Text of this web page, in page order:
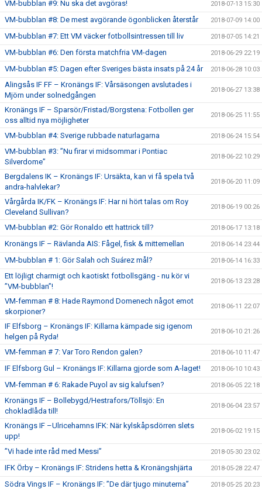
VM-bubblan #9: Nu ska det avgöras! 2018-07-13 15:30
VM-bubblan #8: De mest avgörande ögonblicken återstår 2018-07-09 14:00
VM-bubblan #7: Ett VM väcker fotbollsintressen till liv 2018-07-05 14:21
VM-bubblan #6: Den första matchfria VM-dagen 2018-06-29 22:19
VM-bubblan #5: Dagen efter Sveriges bästa insats på 24 år 2018-06-28 10:03
Alingsås IF FF – Kronängs IF: Vårsäsongen avslutades i
Mjörn under solnedgången
2018-06-27 13:38
Kronängs IF – Sparsör/Fristad/Borgstena: Fotbollen ger
oss alltid nya möjligheter
2018-06-25 11:55
VM-bubblan #4: Sverige rubbade naturlagarna 2018-06-24 15:54
VM-bubblan #3: ”Nu firar vi midsommar i Pontiac
Silverdome”
2018-06-22 10:29
Bergdalens IK – Kronängs IF: Ursäkta, kan vi få spela två
andra-halvlekar?
2018-06-20 11:09
Vårgårda IK/FK – Kronängs IF: Har ni hört talas om Roy
Cleveland Sullivan?
2018-06-19 00:26
VM-bubblan #2: Gör Ronaldo ett hattrick till? 2018-06-17 13:18
Kronängs IF – Rävlanda AIS: Fågel, fisk & mittemellan 2018-06-14 23:44
VM-bubblan # 1: Gör Salah och Suárez mål? 2018-06-14 16:33
Ett löjligt charmigt och kaotiskt fotbollsgäng - nu kör vi
”VM-bubblan”!
2018-06-13 23:28
VM-femman # 8: Hade Raymond Domenech något emot
skorpioner?
2018-06-11 22:07
IF Elfsborg – Kronängs IF: Killarna kämpade sig igenom
helgen på Ryda!
2018-06-10 21:26
VM-femman # 7: Var Toro Rendon galen? 2018-06-10 11:47
IF Elfsborg Gul – Kronängs IF: Killarna gjorde som A-laget! 2018-06-10 10:43
VM-femman # 6: Rakade Puyol av sig kalufsen? 2018-06-05 22:18
Kronängs IF – Bollebygd/Hestrafors/Töllsjö: En
chokladlåda till!
2018-06-04 23:57
Kronängs IF –Ulricehamns IFK: När kylskåpsdörren slets
upp!
2018-06-02 19:15
”Vi hade inte råd med Messi” 2018-05-30 23:02
IFK Örby – Kronängs IF: Stridens hetta & Kronängshjärta 2018-05-28 22:47
Södra Vings IF – Kronängs IF: ”De där tjugo minuterna” 2018-05-25 20:23